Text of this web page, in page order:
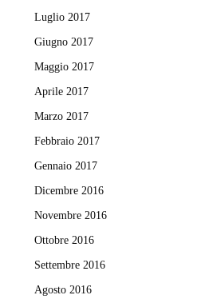
Luglio 2017
Giugno 2017
Maggio 2017
Aprile 2017
Marzo 2017
Febbraio 2017
Gennaio 2017
Dicembre 2016
Novembre 2016
Ottobre 2016
Settembre 2016
Agosto 2016